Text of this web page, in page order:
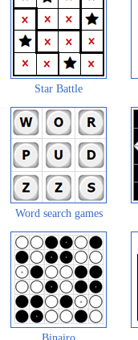
Star Battle
Word search games
Binairo